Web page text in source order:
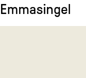
Emmasingel